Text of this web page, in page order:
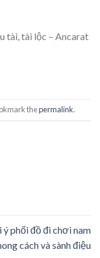
tài, tài lộc – Ancarat
thepermalink.
ý phối đồ đi chơi nam
cách và sành điệu